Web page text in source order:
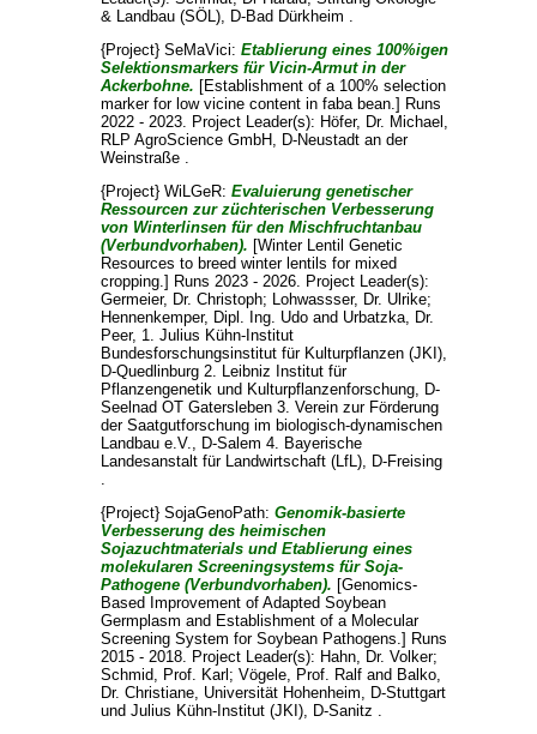
& Landbau (SÖL), D-Bad Dürkheim .
{Project} SeMaVici: Etablierung eines 100%igen
Selektionsmarkers für Vicin-Armut in der
Ackerbohne. [Establishment of a 100% selection
marker for low vicine content in faba bean.] Runs
2022 - 2023. Project Leader(s): Höfer, Dr. Michael ,
RLP AgroScience GmbH, D-Neustadt an der
Weinstraße .
{Project} WiLGeR: Evaluierung genetischer
Ressourcen zur züchterischen Verbesserung
von Winterlinsen für den Mischfruchtanbau
(Verbundvorhaben). [Winter Lentil Genetic
Resources to breed winter lentils for mixed
cropping.] Runs 2023 - 2026. Project Leader(s):
Germeier, Dr. Christoph; Lohwassser, Dr. Ulrike;
Hennenkemper, Dipl. Ing. Udoand Urbatzka, Dr.
Peer, 1. Julius Kühn-Institut
Bundesforschungsinstitut für Kulturpflanzen (JKI),
D-Quedlinburg 2. Leibniz Institut für
Pflanzengenetik und Kulturpflanzenforschung, D-
Seelnad OT Gatersleben 3. Verein zur Förderung
der Saatgutforschung im biologisch-dynamischen
Landbau e.V., D-Salem 4. Bayerische
Landesanstalt für Landwirtschaft (LfL), D-Freising
.
{Project} SojaGenoPath: Genomik-basierte
Verbesserung des heimischen
Sojazuchtmaterials und Etablierung eines
molekularen Screeningsystems für Soja-
Pathogene (Verbundvorhaben). [Genomics-
Based Improvement of Adapted Soybean
Germplasm and Establishment of a Molecular
Screening System for Soybean Pathogens.] Runs
2015 - 2018. Project Leader(s): Hahn, Dr. Volker;
Schmid, Prof. Karl ; Vögele, Prof. Ralfand Balko,
Dr. Christiane, Universität Hohenheim, D-Stuttgart
und Julius Kühn-Institut (JKI), D-Sanitz .